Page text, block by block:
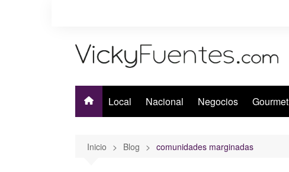
Local Nacional Negocios Gourmet
Inicio Blog comunidades marginadas